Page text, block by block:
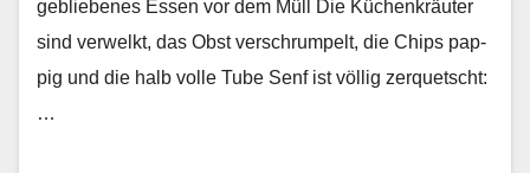
gebliebenes Essen vor dem Müll Die Küchenkräuter
sind ver­welkt, das Obst ver­schrumpelt, die Chips pap­
pig und die halb volle Tube Senf ist völ­lig zer­quetscht:
…